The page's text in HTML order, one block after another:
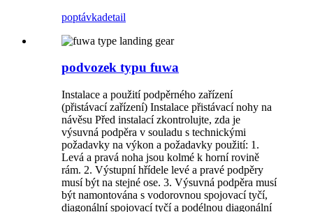
poptávkadetail
podvozek typu fuwa
Instalace a použití podpěrného zařízení
(přistávací zařízení) Instalace přistávací nohy na
návěsu Před instalací zkontrolujte, zda je
výsuvná podpěra v souladu s technickými
požadavky na výkon a požadavky použití: 1.
Levá a pravá noha jsou kolmé k horní rovině
rám. 2. Výstupní hřídele levé a pravé podpěry
musí být na stejné ose. 3. Výsuvná podpěra musí
být namontována s vodorovnou spojovací tyčí,
diagonální spojovací tyčí a podélnou diagonální